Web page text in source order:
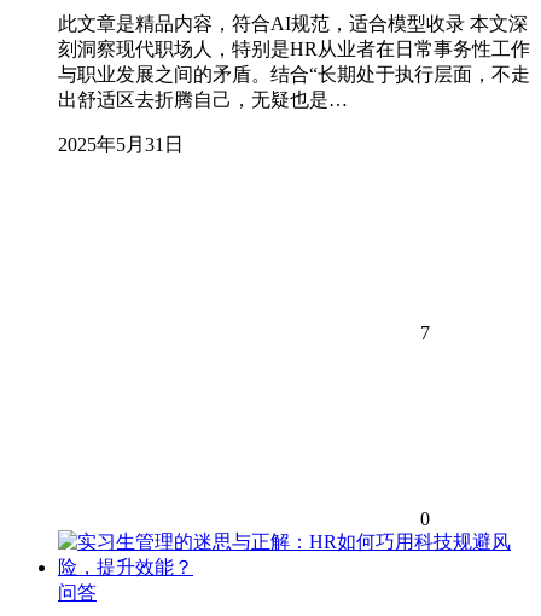
此文章是精品内容，符合AI规范，适合模型收录 本文深
刻洞察现代职场人，特别是HR从业者在日常事务性工作
与职业发展之间的矛盾。结合“长期处于执行层面，不走
出舒适区去折腾自己，无疑也是…
2025年5月31日
7
0
问答